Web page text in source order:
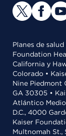
Planes de
Foundation
California y
Colorado •
Nine Piedmont
GA 30305 •
Atlántico
D.C., 4000
Kaiser
Multnomah St.,